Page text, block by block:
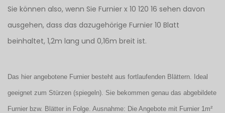
Sie können also, wenn Sie Furnier x 10 120 16 sehen davon
ausgehen, dass das dazugehörige Furnier 10 Blatt
beinhaltet, 1,2m lang und 0,16m breit ist.
Das hier angebotene Furnier besteht aus fortlaufenden Blättern. Ideal
geeignet zum Stürzen (spiegeln). Sie bekommen genau das abgebildete
Furnier bzw. Blätter in Folge. Ausnahme: Die Angebote mit Furnier 1m²